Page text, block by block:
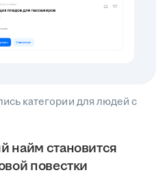
категории для людей с
найм становится
повестки